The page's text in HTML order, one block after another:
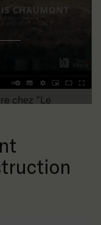
chez "Le